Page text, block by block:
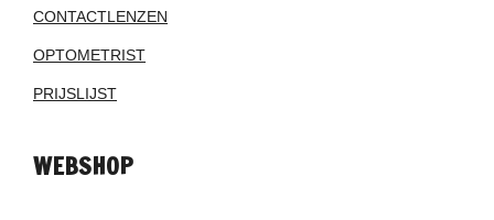
CONTACTLENZEN
OPTOMETRIST
PRIJSLIJST
WEBSHOP